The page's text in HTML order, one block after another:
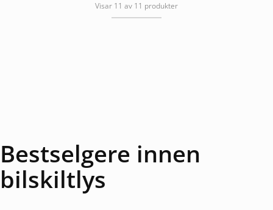
Visar 11 av 11 produkter
Bestselgere innen
bilskiltlys